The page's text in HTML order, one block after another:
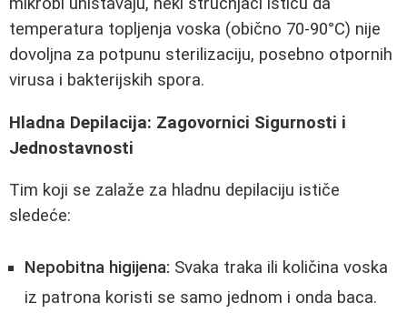
temperatura topljenja voska (obično 70-90°C) nije
dovoljna za potpunu sterilizaciju, posebno otpornih
virusa i bakterijskih spora.
Hladna Depilacija: Zagovornici Sigurnosti i
Jednostavnosti
Tim koji se zalaže za hladnu depilaciju ističe
sledeće:
Nepobitna higijena: Svaka traka ili količina voska
iz patrona koristi se samo jednom i onda baca.